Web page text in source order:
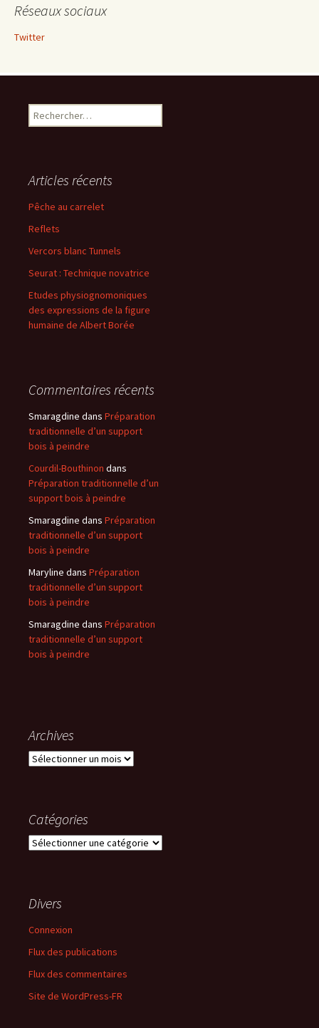
Réseaux sociaux
Twitter
Rechercher :
Articles récents
Pêche au carrelet
Reflets
Vercors blanc Tunnels
Seurat : Technique novatrice
Etudes physiognomoniques
des expressions de la figure
humaine de Albert Borée
Commentaires récents
Smaragdine dans Préparation
traditionnelle d’un support
bois à peindre
Courdil-Bouthinon dans
Préparation traditionnelle d’un
support bois à peindre
Smaragdine dans Préparation
traditionnelle d’un support
bois à peindre
Maryline dans Préparation
traditionnelle d’un support
bois à peindre
Smaragdine dans Préparation
traditionnelle d’un support
bois à peindre
Archives
Archives
Catégories
Catégories
Divers
Connexion
Flux des publications
Flux des commentaires
Site de WordPress-FR